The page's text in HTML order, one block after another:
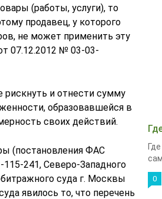
(работы, услуги), то
продавец, у которого
не может применить эту
07.12.2012 № 03-03-
и отнести сумму
образовавшейся в
своих действий.
(постановления ФАС
241, Северо-Западного
суда г. Москвы
явилось то, что перечень
0